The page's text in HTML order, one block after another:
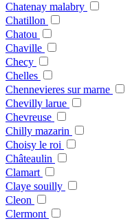
Chatenay malabry
Chatillon
Chatou
Chaville
Checy
Chelles
Chennevieres sur marne
Chevilly larue
Chevreuse
Chilly mazarin
Choisy le roi
Châteaulin
Clamart
Claye souilly
Cleon
Clermont